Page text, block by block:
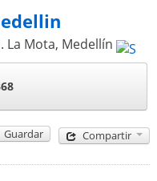
La Mota, Medellín
Guardar Compartir